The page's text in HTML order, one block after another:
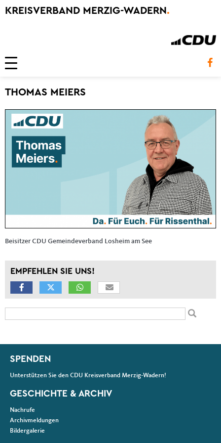
KREISVERBAND MERZIG-WADERN.
Toggle navigation
THOMAS MEIERS
Beisitzer CDU Gemeindeverband Losheim am See
EMPFEHLEN SIE UNS!
SPENDEN
Unterstützen Sie den CDU Kreisverband Merzig-Wadern!
GESCHICHTE & ARCHIV
Nachrufe
Archivmeldungen
Bildergalerie